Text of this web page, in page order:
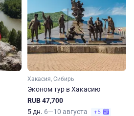
Хакасия, Сибирь
Эконом тур в Хакасию
RUB 47,700
5 дн. 6—10 августа +5